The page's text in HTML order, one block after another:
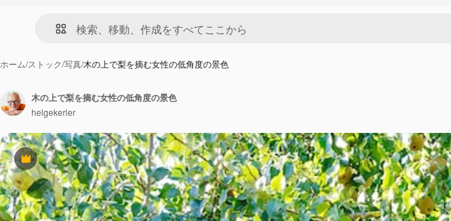
ホーム/ストック/写真/木の上で梨を摘む女性の低角度の景色
Premium
木の上で梨を摘む女性の低角度の景色
helgekerler